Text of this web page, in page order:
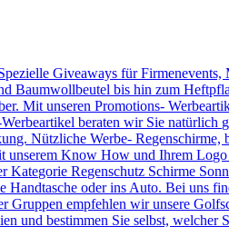
Giveaways für Firmenevents,
Baumwollbeutel bis hin zum
Mit unseren Promotions-
beraten wir Sie natürlich
Nützliche Werbe- Regenschirme,
unserem Know How und Ihrem
Regenschutz Schirme
oder ins Auto. Bei uns
empfehlen wir unsere
und bestimmen Sie selbst,